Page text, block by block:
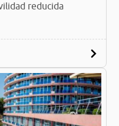
reducida